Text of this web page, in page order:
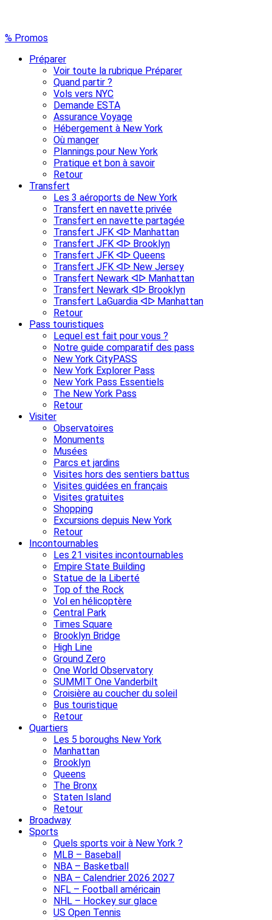
% Promos
Préparer
Voir toute la rubrique Préparer
Quand partir ?
Vols vers NYC
Demande ESTA
Assurance Voyage
Hébergement à New York
Où manger
Plannings pour New York
Pratique et bon à savoir
Retour
Transfert
Les 3 aéroports de New York
Transfert en navette privée
Transfert en navette partagée
Transfert JFK ᐊᐅ Manhattan
Transfert JFK ᐊᐅ Brooklyn
Transfert JFK ᐊᐅ Queens
Transfert JFK ᐊᐅ New Jersey
Transfert Newark ᐊᐅ Manhattan
Transfert Newark ᐊᐅ Brooklyn
Transfert LaGuardia ᐊᐅ Manhattan
Retour
Pass touristiques
Lequel est fait pour vous ?
Notre guide comparatif des pass
New York CityPASS
New York Explorer Pass
New York Pass Essentiels
The New York Pass
Retour
Visiter
Observatoires
Monuments
Musées
Parcs et jardins
Visites hors des sentiers battus
Visites guidées en français
Visites gratuites
Shopping
Excursions depuis New York
Retour
Incontournables
Les 21 visites incontournables
Empire State Building
Statue de la Liberté
Top of the Rock
Vol en hélicoptère
Central Park
Times Square
Brooklyn Bridge
High Line
Ground Zero
One World Observatory
SUMMIT One Vanderbilt
Croisière au coucher du soleil
Bus touristique
Retour
Quartiers
Les 5 boroughs New York
Manhattan
Brooklyn
Queens
The Bronx
Staten Island
Retour
Broadway
Sports
Quels sports voir à New York ?
MLB – Baseball
NBA – Basketball
NBA – Calendrier 2026 2027
NFL – Football américain
NHL – Hockey sur glace
US Open Tennis